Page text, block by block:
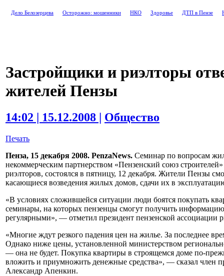
Дело Белозерцева Осторожно: мошенники НКО Здоровье ДТП в Пензе
Застройщики и риэлторы
жителей Пензы
14:02 | 15.12.2008 | Общество
Печать
Пенза, 15 декабря 2008. PenzaNews. Семинар по вопросам
некоммерческим партнерством «Пензенский союз
риэлторов, состоялся в пятницу, 12 декабря. Жители Пензы
касающиеся возведения жилых домов, сдачи их в
«В условиях сложившейся ситуации люди боятся покупать
семинары, на которых пензенцы смогут получить
регулярными», — отметил президент пензенской ассоциации
«Многие ждут резкого падения цен на жилье. За последнее
Однако ниже цены, установленной министерством
— она не будет. Покупка квартиры в строящемся доме по-
вложить и приумножить денежные средства», — сказал член
Александр Апенкин.